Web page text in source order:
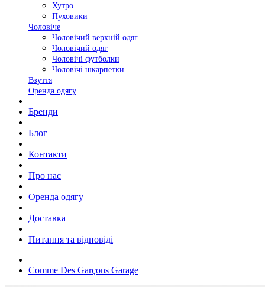
Хутро
Пуховики
Чоловіче
Чоловічий верхній одяг
Чоловічий одяг
Чоловічі футболки
Чоловічі шкарпетки
Взуття
Оренда одягу
Бренди
Блог
Контакти
Про нас
Оренда одягу
Доставка
Питання та відповіді
Comme Des Garçons Garage